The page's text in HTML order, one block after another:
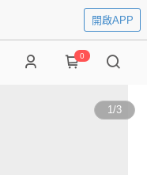
開啟APP
0
1/3